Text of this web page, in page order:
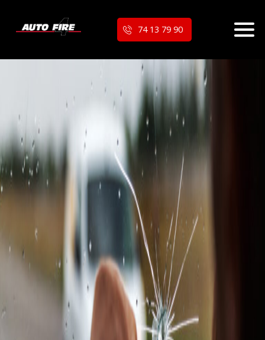
74 13 79 90